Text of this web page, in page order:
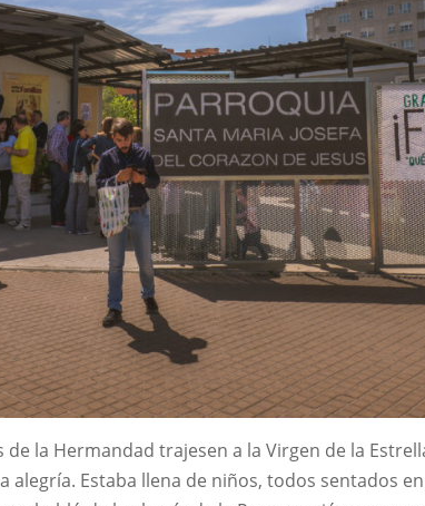
la Hermandad trajesen a la Virgen de la
alegría. Estaba llena de niños, todos sentados